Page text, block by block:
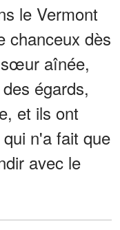
le Vermont
chanceux dès
aînée,
égards,
et ils ont
n'a fait que
avec le